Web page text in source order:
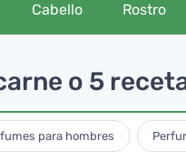
Cabello Rostro
o 5
para hombres